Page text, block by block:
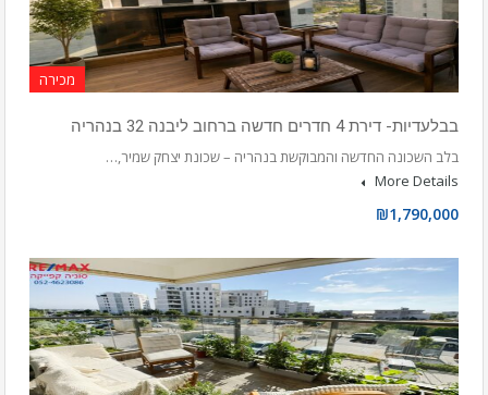
מכירה
בבלעדיות- דירת 4 חדרים חדשה ברחוב ליבנה 32 בנהריה
בלב השכונה החדשה והמבוקשת בנהריה – שכונת יצחק שמיר,…
More Details
₪1,790,000